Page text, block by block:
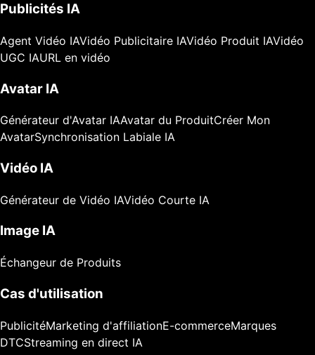
Publicités IA
Agent Vidéo IAVidéo Publicitaire IAVidéo Produit IAVidéo
UGC IAURL en vidéo
Avatar IA
Générateur d'Avatar IAAvatar du ProduitCréer Mon
AvatarSynchronisation Labiale IA
Vidéo IA
Générateur de Vidéo IAVidéo Courte IA
Image IA
Échangeur de Produits
Cas d'utilisation
PublicitéMarketing d'affiliationE-commerceMarques
DTCStreaming en direct IA